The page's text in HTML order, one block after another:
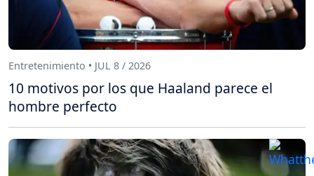
Entretenimiento • JUL 8 / 2026
10 motivos por los que Haaland parece el
hombre perfecto